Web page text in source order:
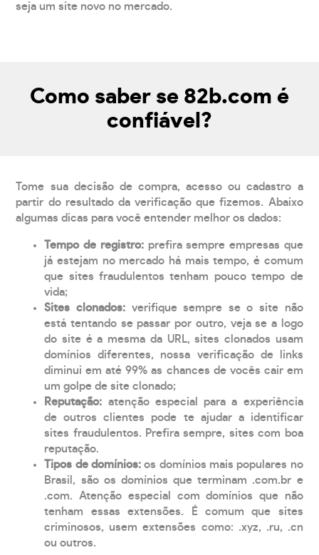
seja um site novo no mercado.
Como saber se 82b.com é
confiável?
Tome sua decisão de compra, acesso ou cadastro a
partir do resultado da verificação que fizemos. Abaixo
algumas dicas para você entender melhor os dados:
Tempo de registro: prefira sempre empresas que
já estejam no mercado há mais tempo, é comum
que sites fraudulentos tenham pouco tempo de
vida;
Sites clonados: verifique sempre se o site não
está tentando se passar por outro, veja se a logo
do site é a mesma da URL, sites clonados usam
domínios diferentes, nossa verificação de links
diminui em até 99% as chances de vocês cair em
um golpe de site clonado;
Reputação: atenção especial para a experiência
de outros clientes pode te ajudar a identificar
sites fraudulentos. Prefira sempre, sites com boa
reputação.
Tipos de domínios:os domínios mais populares no
Brasil, são os domínios que terminam .com.br e
.com. Atenção especial com domínios que não
tenham essas extensões. É comum que sites
criminosos, usem extensões como: .xyz, .ru, .cn
ou outros.